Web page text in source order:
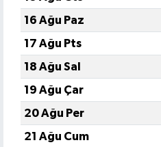
16 Ağu Paz
17 Ağu Pts
18 Ağu Sal
19 Ağu Çar
20 Ağu Per
21 Ağu Cum